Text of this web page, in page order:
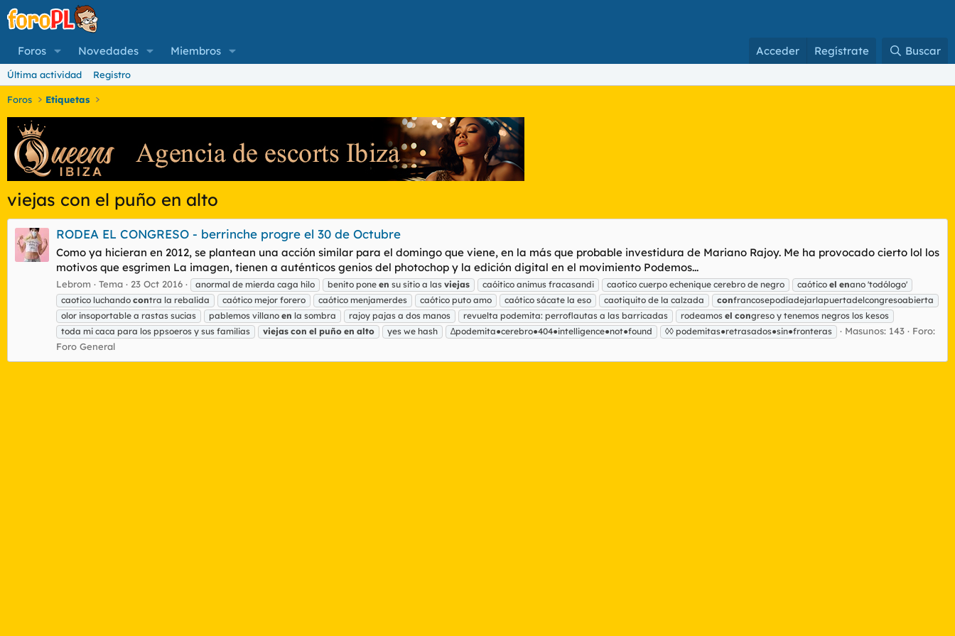
Foros Novedades Miembros Acceder Regístrate Buscar
Última actividad Registro
Foros Etiquetas
viejas con el puño en alto
RODEA EL CONGRESO - berrinche progre el 30 de Octubre
Como ya hicieran en 2012, se plantean una acción similar para el domingo que viene, en la más que probable investidura de Mariano Rajoy. Me ha provocado cierto lol los
motivos que esgrimen La imagen, tienen a auténticos genios del photochop y la edición digital en el movimiento Podemos...
Lebrom Tema 23 Oct 2016 anormal de mierda caga hilo benito pone en su sitio a las viejas caóitico animus fracasandi caotico cuerpo echenique cerebro de negro caótico el enano 'todólogo'
caotico luchando contra la rebalida caótico mejor forero caótico menjamerdes caótico puto amo caótico sácate la eso caotiquito de la calzada confrancosepodíadejarlapuertadelcongresoabierta
olor insoportable a rastas sucias
pablemos villano en la sombra rajoy pajas a dos manos revuelta podemita: perroflautas a las barricadas rodeamos el congreso y tenemos negros los kesos
toda mi caca para los ppsoeros y sus familias
viejas con el puño en alto yes we hash ∆podemita●cerebro●404●intelligence●not●found ◊◊ podemitas●retrasados●sin●fronteras Masunos: 143
Foro:
Foro General